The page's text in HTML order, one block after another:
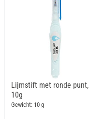
Lijmstift met ronde punt,
10g
Gewicht: 10 g